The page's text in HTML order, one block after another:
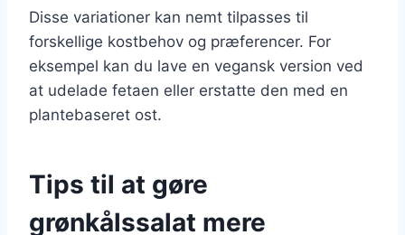
Disse variationer kan nemt tilpasses til
forskellige kostbehov og præferencer. For
eksempel kan du lave en vegansk version ved
at udelade fetaen eller erstatte den med en
plantebaseret ost.
Tips til at gøre
grønkålssalat mere